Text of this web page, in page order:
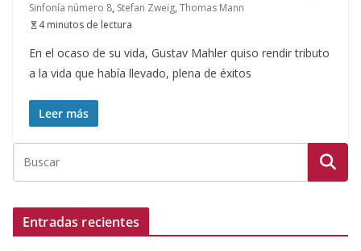
Sinfonía número 8, Stefan Zweig, Thomas Mann
4 minutos de lectura
En el ocaso de su vida, Gustav Mahler quiso rendir tributo
a la vida que había llevado, plena de éxitos
Leer más
Entradas recientes